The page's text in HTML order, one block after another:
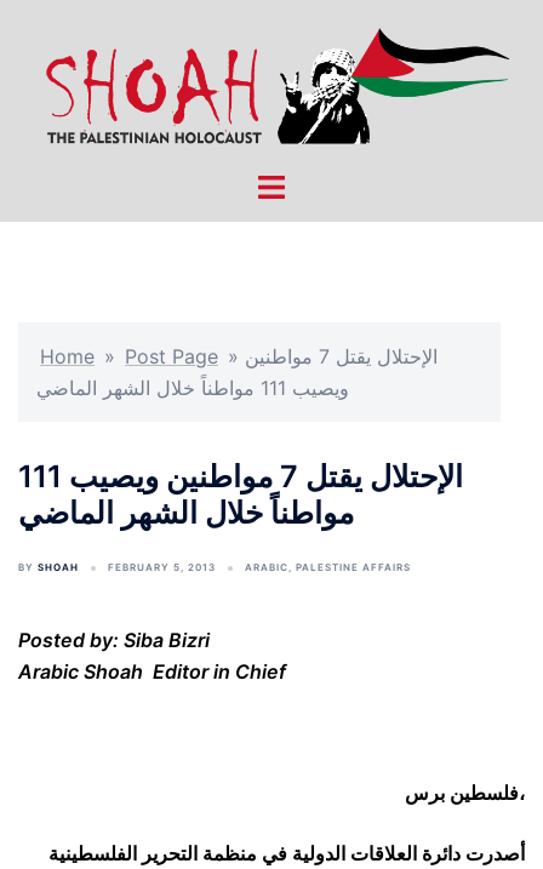
content
Toggle
Home » Post Page » الإحتلال يقتل 7 مواطنين
ويصيب 111 مواطناً خلال الشهر الماضي
الإحتلال يقتل 7 مواطنين ويصيب 111
مواطناً خلال الشهر الماضي
BY SHOAH FEBRUARY 5, 2013 ARABIC, PALESTINE AFFAIRS
Posted by: Siba Bizri
Arabic Shoah Editor in Chief
فلسطين برس،
أصدرت دائرة العلاقات الدولية في منظمة التحرير الفلسطينية